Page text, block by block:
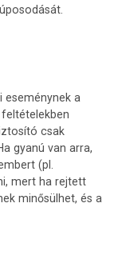
eseménynek a
csak
gyanú van arra,
(pl.
mert ha rejtett
minősülhet, és a